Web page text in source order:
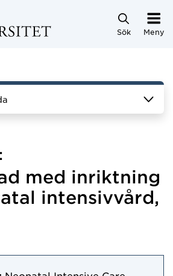
Sök Meny
med inriktning
intensivvård,